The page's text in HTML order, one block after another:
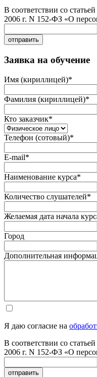
В соответствии со
2006 г. N 152-ФЗ «О
отправить
Заявка на обучение
Имя (кириллицей)*
Фамилия (кириллицей)*
Кто заказчик*
Телефон (сотовый)*
E-mail*
Наименование курса*
Количество слушателей*
Желаемая дата начала
Город
Дополнительная
Я даю согласие на
В соответствии со
2006 г. N 152-ФЗ «О
отправить